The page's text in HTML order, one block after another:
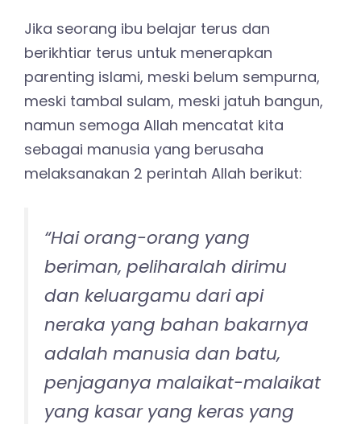
mereka dan selalu
mengerjakan apa yang
diperintahkan.” (QS. At Tahrim:
6)
“Dan hendaklah takut kepada
Allah orang-orang yang
seandainya meninggalkan
dibelakang mereka anak-anak
lemah, yang mereka khawatir
terhadap (kesejahteraan)